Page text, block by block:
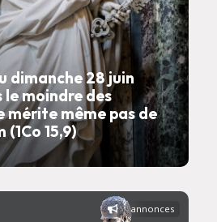
dimanche 28 juin
le moindre des
mérite même pas de
15,9)
annonces